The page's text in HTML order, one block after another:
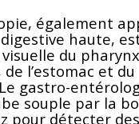
également
haute,
du
l’estomac et du
gastro-
souple par la
pour détecter des